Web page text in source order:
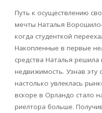
Путь к осуществлению
мечты Наталья
когда студенткой
Накопленные в первые
средства Наталья решила
недвижимость. Узнав
настолько увлеклась
вскоре в Орландо стало
риелтора больше.